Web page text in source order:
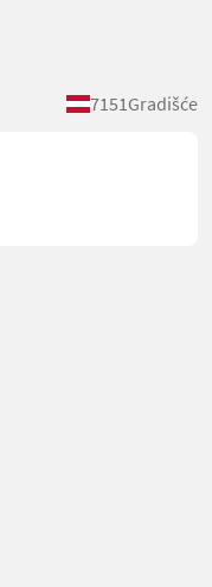
7151Gradišće